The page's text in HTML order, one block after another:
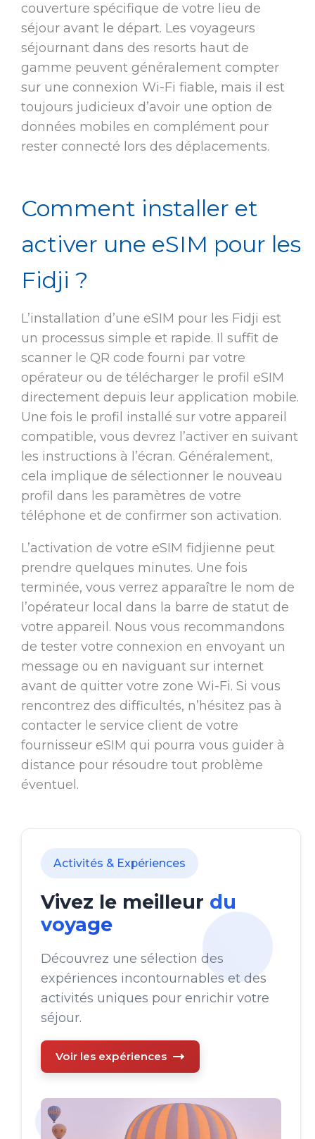
couverture spécifique de votre lieu de
séjour avant le départ. Les voyageurs
séjournant dans des resorts haut de
gamme peuvent généralement compter
sur une connexion Wi-Fi fiable, mais il est
toujours judicieux d’avoir une option de
données mobiles en complément pour
rester connecté lors des déplacements.
Comment installer et
activer une eSIM pour les
Fidji ?
L’installation d’une eSIM pour les Fidji est
un processus simple et rapide. Il suffit de
scanner le QR code fourni par votre
opérateur ou de télécharger le profil eSIM
directement depuis leur application mobile.
Une fois le profil installé sur votre appareil
compatible, vous devrez l’activer en suivant
les instructions à l’écran. Généralement,
cela implique de sélectionner le nouveau
profil dans les paramètres de votre
téléphone et de confirmer son activation.
L’activation de votre eSIM fidjienne peut
prendre quelques minutes. Une fois
terminée, vous verrez apparaître le nom de
l’opérateur local dans la barre de statut de
votre appareil. Nous vous recommandons
de tester votre connexion en envoyant un
message ou en naviguant sur internet
avant de quitter votre zone Wi-Fi. Si vous
rencontrez des difficultés, n’hésitez pas à
contacter le service client de votre
fournisseur eSIM qui pourra vous guider à
distance pour résoudre tout problème
éventuel.
Activités & Expériences
Vivez le meilleur du
voyage
Découvrez une sélection des
expériences incontournables et des
activités uniques pour enrichir votre
séjour.
Voir les expériences